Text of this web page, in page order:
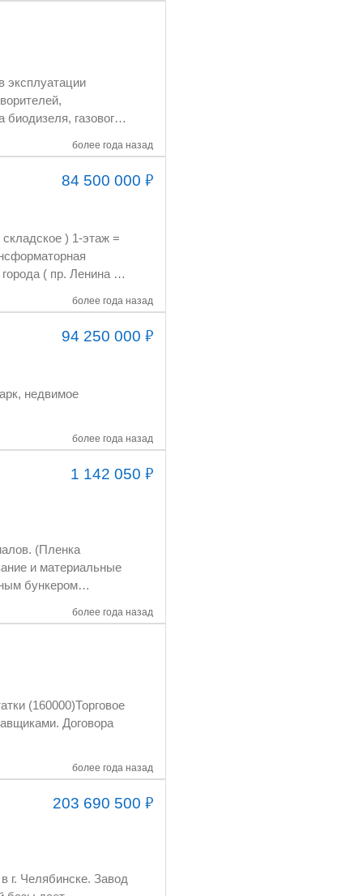
более года назад
84 500 000₽
более года назад
94 250 000₽
более года назад
1 142 050₽
более года назад
клиентская и
более года назад
203 690 500₽